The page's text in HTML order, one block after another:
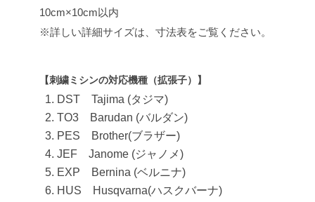
10cm×10cm以内
※詳しい詳細サイズは、寸法表をご覧ください。
【刺繍ミシンの対応機種（拡張子）】
DST Tajima (タジマ)
TO3 Barudan (バルダン)
PES Brother(ブラザー)
JEF Janome (ジャノメ)
EXP Bernina (ベルニナ)
HUS Husqvarna(ハスクバーナ)